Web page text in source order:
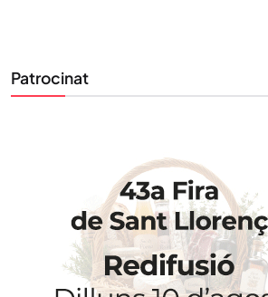
Patrocinat
STAY UPDATED
Uneix-te al nostre butlletí